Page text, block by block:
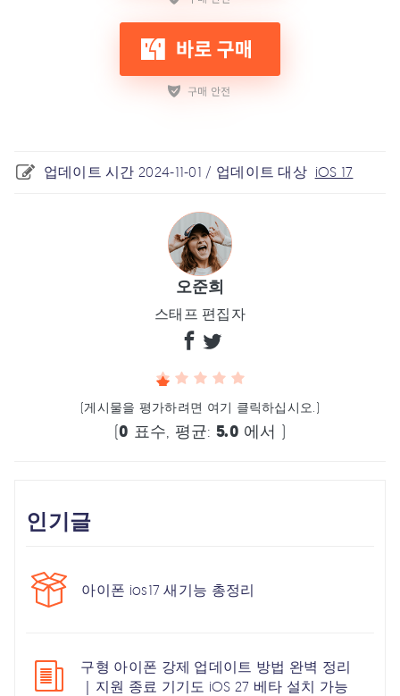
업데이트 시간 2024-11-01 / 업데이트 대상 iOS 17
오준희
스태프 편집자
(게시물을 평가하려면 여기 클릭하십시오.)
(0 표수, 평균: 5.0 에서 )
인기글
아이폰 ios17 새기능 총정리
구형 아이폰 강제 업데이트 방법 완벽 정리
｜지원 종료 기기도 iOS 27 베타 설치 가능